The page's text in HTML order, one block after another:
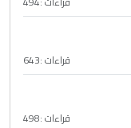
قراءات :643
قراءات :498